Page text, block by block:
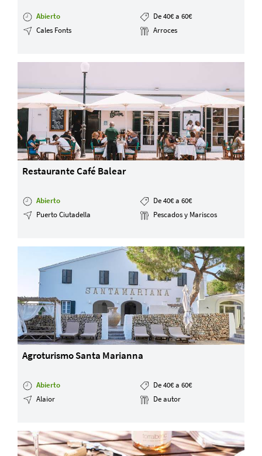
Abierto
De 40€ a 60€
Cales Fonts
Arroces
Restaurante Café Balear
Abierto
De 40€ a 60€
Puerto Ciutadella
Pescados y Mariscos
Agroturismo Santa Marianna
Abierto
De 40€ a 60€
Alaior
De autor